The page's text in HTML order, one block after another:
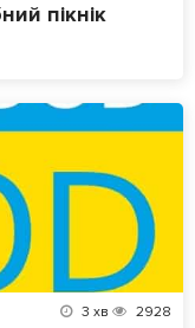
пікнік
3 хв
2928